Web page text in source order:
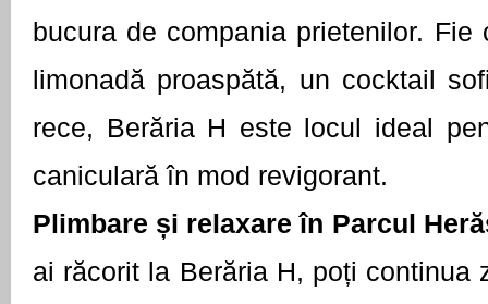
bucura de compania prietenilor. Fie
limonadă proaspătă, un cocktail
rece, Berăria H este locul ideal
caniculară în mod revigorant.
Plimbare și relaxare în Parcul
ai răcorit la Berăria H, poți continua